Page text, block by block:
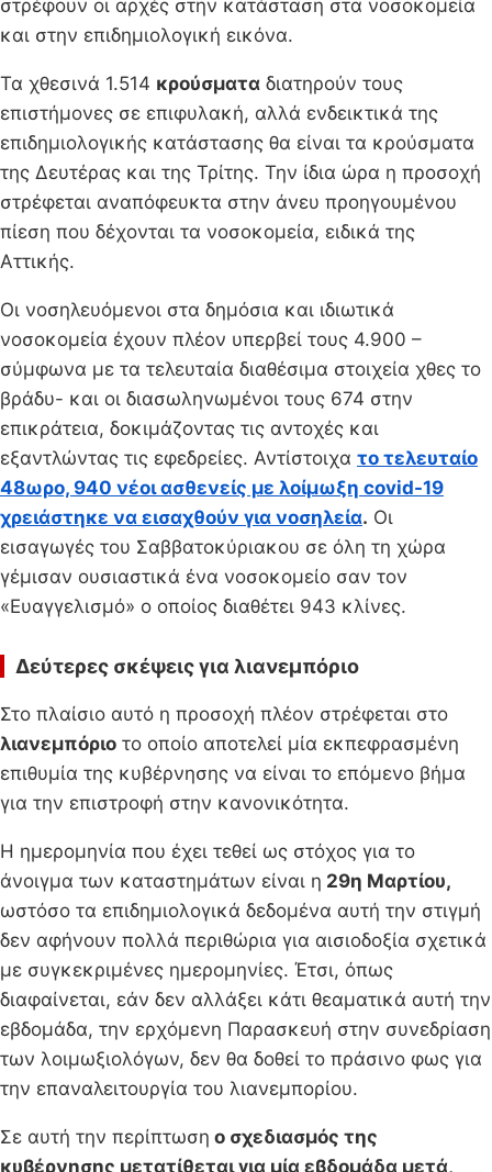
στρέφουν οι αρχές στην κατάσταση στα νοσοκομεία
και στην επιδημιολογική εικόνα.
Τα χθεσινά 1.514 κρούσματα διατηρούν τους
επιστήμονες σε επιφυλακή, αλλά ενδεικτικά της
επιδημιολογικής κατάστασης θα είναι τα κρούσματα
της Δευτέρας και της Τρίτης. Την ίδια ώρα η προσοχή
στρέφεται αναπόφευκτα στην άνευ προηγουμένου
πίεση που δέχονται τα νοσοκομεία, ειδικά της
Αττικής.
Οι νοσηλευόμενοι στα δημόσια και ιδιωτικά
νοσοκομεία έχουν πλέον υπερβεί τους 4.900 –
σύμφωνα με τα τελευταία διαθέσιμα στοιχεία χθες το
βράδυ- και οι διασωληνωμένοι τους 674 στην
επικράτεια, δοκιμάζοντας τις αντοχές και
εξαντλώντας τις εφεδρείες. Αντίστοιχα το τελευταίο
48ωρο, 940 νέοι ασθενείς με λοίμωξη covid-19
χρειάστηκε να εισαχθούν για νοσηλεία. Οι
εισαγωγές του Σαββατοκύριακου σε όλη τη χώρα
γέμισαν ουσιαστικά ένα νοσοκομείο σαν τον
«Ευαγγελισμό» ο οποίος διαθέτει 943 κλίνες.
Δεύτερες σκέψεις για λιανεμπόριο
Στο πλαίσιο αυτό η προσοχή πλέον στρέφεται στο
λιανεμπόριο το οποίο αποτελεί μία εκπεφρασμένη
επιθυμία της κυβέρνησης να είναι το επόμενο βήμα
για την επιστροφή στην κανονικότητα.
Η ημερομηνία που έχει τεθεί ως στόχος για το
άνοιγμα των καταστημάτων είναι η 29η Μαρτίου,
ωστόσο τα επιδημιολογικά δεδομένα αυτή την στιγμή
δεν αφήνουν πολλά περιθώρια για αισιοδοξία σχετικά
με συγκεκριμένες ημερομηνίες. Έτσι, όπως
διαφαίνεται, εάν δεν αλλάξει κάτι θεαματικά αυτή την
εβδομάδα, την ερχόμενη Παρασκευή στην συνεδρίαση
των λοιμωξιολόγων, δεν θα δοθεί το πράσινο φως για
την επαναλειτουργία του λιανεμπορίου.
Σε αυτή την περίπτωση ο σχεδιασμός της
κυβέρνησης μετατίθεται για μία εβδομάδα μετά,